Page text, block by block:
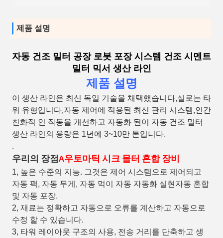
제품 설명
자동 건조 밀터 공장 로봇 포장 시스템 건조 시멘트
밀터 믹서 생산 라인
제품 설명
이 생산 라인은 최신 독일 기술을 채택했습니다,실로는 타
워 유형입니다,자동 제어에 적용된 최신 관리 시스템,인간
친화적 인 작동을 개선하고 자동화 된이 자동 건조 밀터
생산 라인의 용량은 1년에 3~10만 톤입니다.
.
우리의 장점 A우토마틱 시크 몰터 혼합 장비
1, 높은 수준의 지능. 그것은 제어 시스템으로 제어되고
자동 팩, 자동 무게, 자동 먹이 자동 자동화 실현자동 혼합
및 자동 포장.
2, 재료는 정확하고 자동으로 오류를 계산하고 자동으로
수정 할 수 있습니다.
3, 타워 레이아웃 구조의 사용, 전송 거리를 단축하고 생